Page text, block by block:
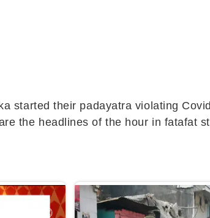
started their padayatra violating
the headlines of the hour in fatafat